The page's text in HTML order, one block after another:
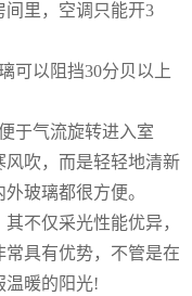
间里，空调只能开3
可以阻挡30分贝以上
于气流旋转进入室
吹，而是轻轻地清新
玻璃都很方便。
不仅采光性能优异，
常具有优势，不管是在
温暖的阳光!